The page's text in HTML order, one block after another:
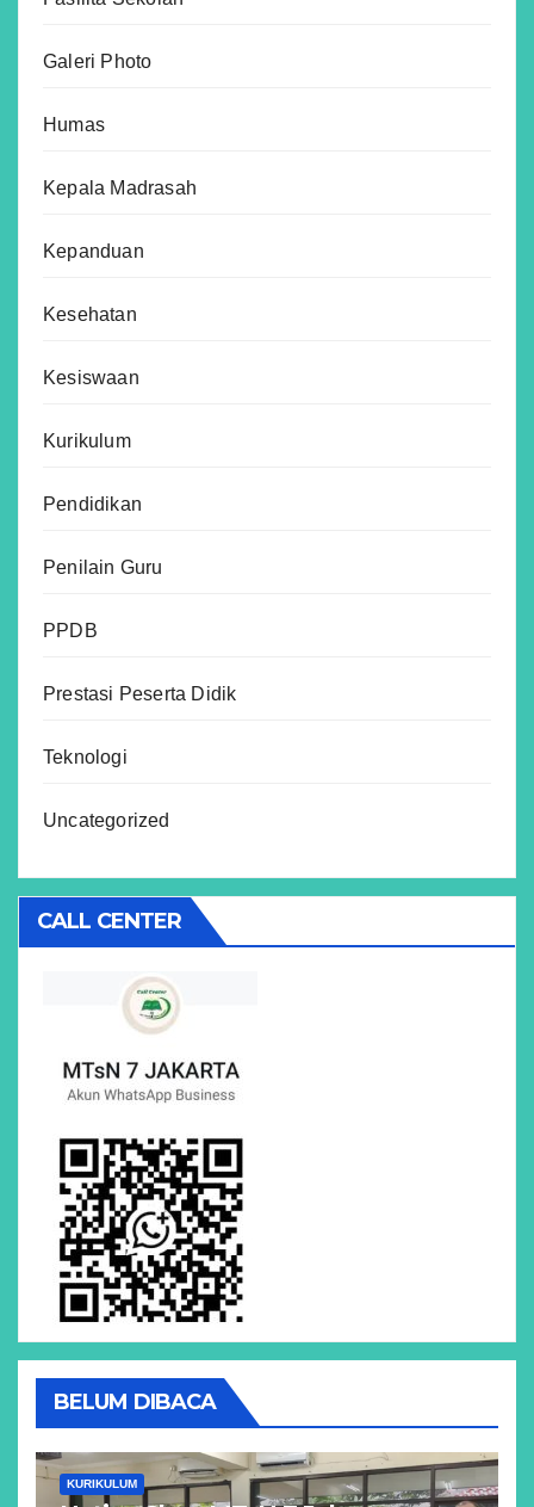
Galeri Photo
Humas
Kepala Madrasah
Kepanduan
Kesehatan
Kesiswaan
Kurikulum
Pendidikan
Penilain Guru
PPDB
Prestasi Peserta Didik
Teknologi
Uncategorized
CALL CENTER
BELUM DIBACA
KURIKULUM